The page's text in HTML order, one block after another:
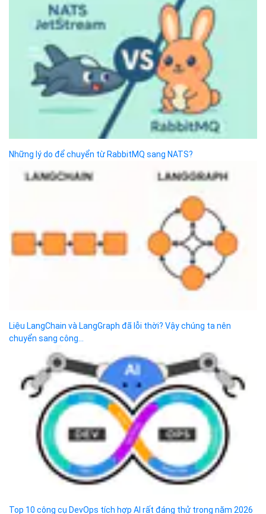
Liệu LangChain và LangGraph đã lỗi thời? Vậy chúng ta nên
chuyển sang công...
Top 10 công cụ DevOps tích hợp AI rất đáng thử trong năm 2026
Hướng dẫn Claude Code trong Claude Fable 5: 7 tính năng mới và
Các chiến lược triển khai thực tế DevOps, DevSecOps, MLOps
Sự khác biệt giữa MLOps, DevOps và DevSecOps
6 tool developer không thể bỏ qua năm 2026
Text vs Binary: Tăng gấp 5 lần hiệu suất API khi thay thế JSON
CSS là gì? Website có đẹp hay không sẽ do CSS quyết định rất...
Infix operator với Type trong Scala
Jenkins là gì? Mô hình kiểm tra code tự động nổi tiếng
JavaScript là gì? Kiến thức cơ bản về ngôn ngữ lập trình JS